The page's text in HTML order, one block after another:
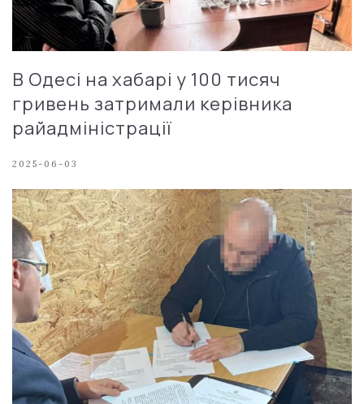
В Одесі на хабарі у 100 тисяч
гривень затримали керівника
райадміністрації
2025-06-03